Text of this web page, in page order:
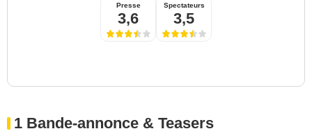
Presse
3,6
Spectateurs
3,5
1 Bande-annonce & Teasers